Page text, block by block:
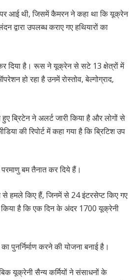
पर आई थी, जिसमें कैमरन ने कहा था कि यूक्रेन
उपलब्ध कराए गए हथियारों का
दिया है। रूस ने यूक्रेन से सटे 13 क्षेत्रों में
हो रहा है उनमें रोस्तोव, बेल्गोग्राद,
ब्रिटेन ने अलर्ट जारी किया है और लोगों से
की रिपोर्ट में कहा गया है कि ब्रिटिश उप
बम तैनात कर दिये हैं।
हमले किए हैं, जिनमें से 24 इंटरसेप्ट किए गए
किया है कि एक दिन के अंदर 1700 यूक्रेनी
करने की योजना बनाई है।
यूक्रेनी सैन्य कर्मियों ने संसाधनों के